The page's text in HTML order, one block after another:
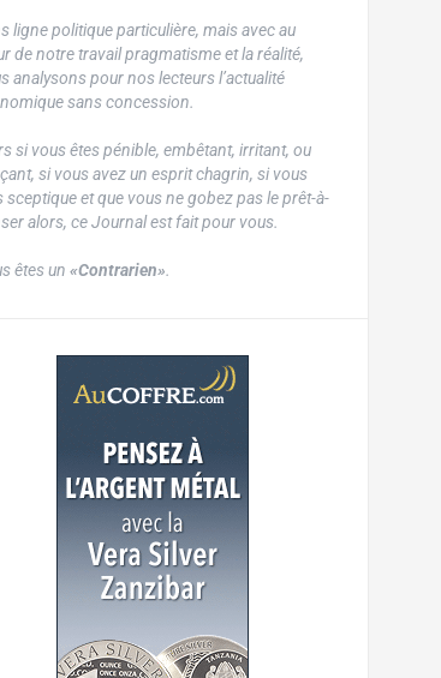
ligne politique particulière, mais avec au
de notre travail pragmatisme et la réalité,
analysons pour nos lecteurs l’actualité
sans concession.
si vous êtes pénible, embêtant, irritant, ou
si vous avez un esprit chagrin, si vous
sceptique et que vous ne gobez pas le prêt-à-
alors, ce Journal est fait pour vous.
êtes un «Contrarien».